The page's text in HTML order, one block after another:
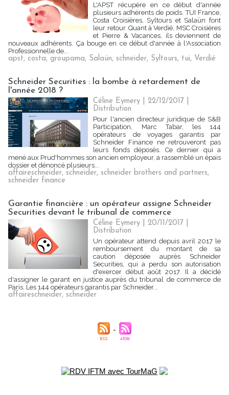
L'APST récupère en ce début d'année
plusieurs adhérents de poids. TUI France,
Costa Croisières, Syltours et Salaün font
leur retour. Quant à Verdié, MSC Croisières
et Pierre & Vacances, ils deviennent de
nouveaux adhérents. Ça bouge en ce début d'année à l'Association
Professionnelle de...
apst, costa, groupama, Salaün, schneider, Syltours, tui, Verdié
Schneider Securities : la bombe à retardement de
l'année 2018 ?
Céline Eymery | 22/12/2017
Distribution
Pour l'ancien directeur juridique de S&B
Participation, Marc Tabar, les 144
opérateurs de voyages garantis par
Schneider Finance ne retrouveront pas
leurs fonds déposés. Ce dernier qui a
mené aux Prud'hommes son ancien employeur, a rassemblé un épais
dossier et dénoncé plusieurs...
affaireschneider, schneider, schneider brothers and partners,
schneider finance
Garantie financière : un opérateur assigne Schneider
Securities devant le tribunal de commerce
Céline Eymery | 20/11/2017
Distribution
Un opérateur attend depuis avril 2017 le
remboursement du montant de sa
caution déposée auprès Schneider
Securities, qui a perdu son autorisation
d'exercer début août 2017. Il a décidé
d'assigner le garant en justice auprès du tribunal de commerce de
Paris. Les 144 opérateurs garantis par Schneider...
affaireschneider, schneider